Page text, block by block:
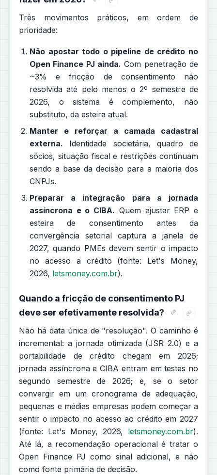
Três movimentos práticos, em ordem de
prioridade:
Não apostar todo o pipeline de crédito no
Open Finance PJ ainda. Com penetração de
~3% e fricção de consentimento não
resolvida até pelo menos o 2º semestre de
2026, o sistema é complemento, não
substituto, da esteira atual.
Manter e reforçar a camada cadastral
externa. Identidade societária, quadro de
sócios, situação fiscal e restrições continuam
sendo a base da decisão para a maioria dos
CNPJs.
Preparar a integração para a jornada
assíncrona e o CIBA. Quem ajustar ERP e
esteira de consentimento antes da
convergência setorial captura a janela de
2027, quando PMEs devem sentir o impacto
no acesso a crédito (fonte: Let's Money,
2026, letsmoney.com.br).
Quando a fricção de consentimento PJ
deve ser efetivamente resolvida?
Não há data única de "resolução". O caminho é
incremental: a jornada otimizada (JSR 2.0) e a
portabilidade de crédito chegam em 2026;
jornada assíncrona e CIBA entram em testes no
segundo semestre de 2026; e, se o setor
convergir em um cronograma de adequação,
pequenas e médias empresas podem começar a
sentir o impacto no acesso ao crédito em 2027
(fonte: Let's Money, 2026, letsmoney.com.br).
Até lá, a recomendação operacional é tratar o
Open Finance PJ como sinal adicional, e não
como fonte primária de decisão.